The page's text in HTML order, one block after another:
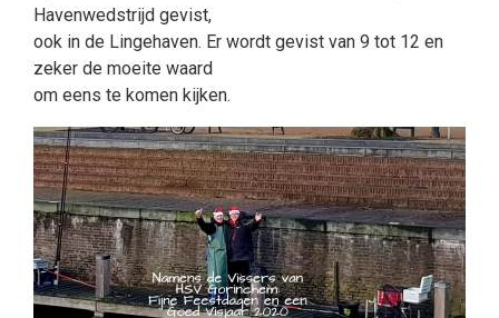
Havenwedstrijd gevist,
ook in de Lingehaven. Er wordt gevist van 9 tot 12 en
zeker de moeite waard
om eens te komen kijken.